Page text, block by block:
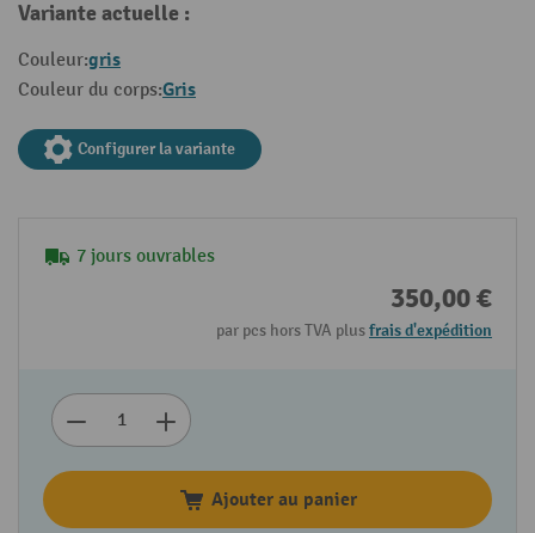
Variante actuelle :
Couleur:gris
Couleur du corps:Gris
Configurer la variante
7 jours ouvrables
350,00 €
par pcs hors TVA plusfrais d'expédition
Ajouter au panier